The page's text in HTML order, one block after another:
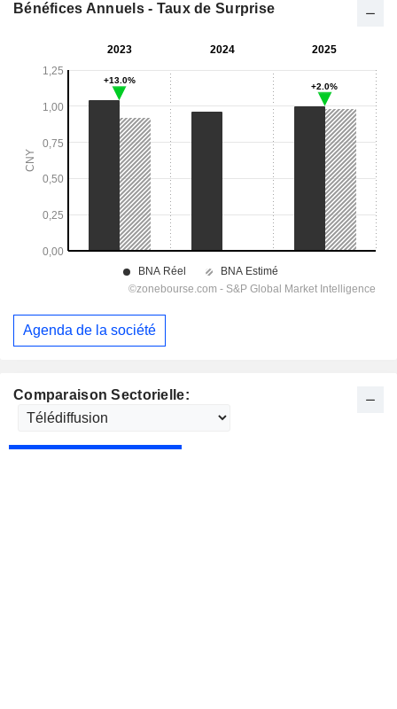
Comparaison Sectorielle:
Bénéfices Annuels - Taux de Surprise
Agenda de la société